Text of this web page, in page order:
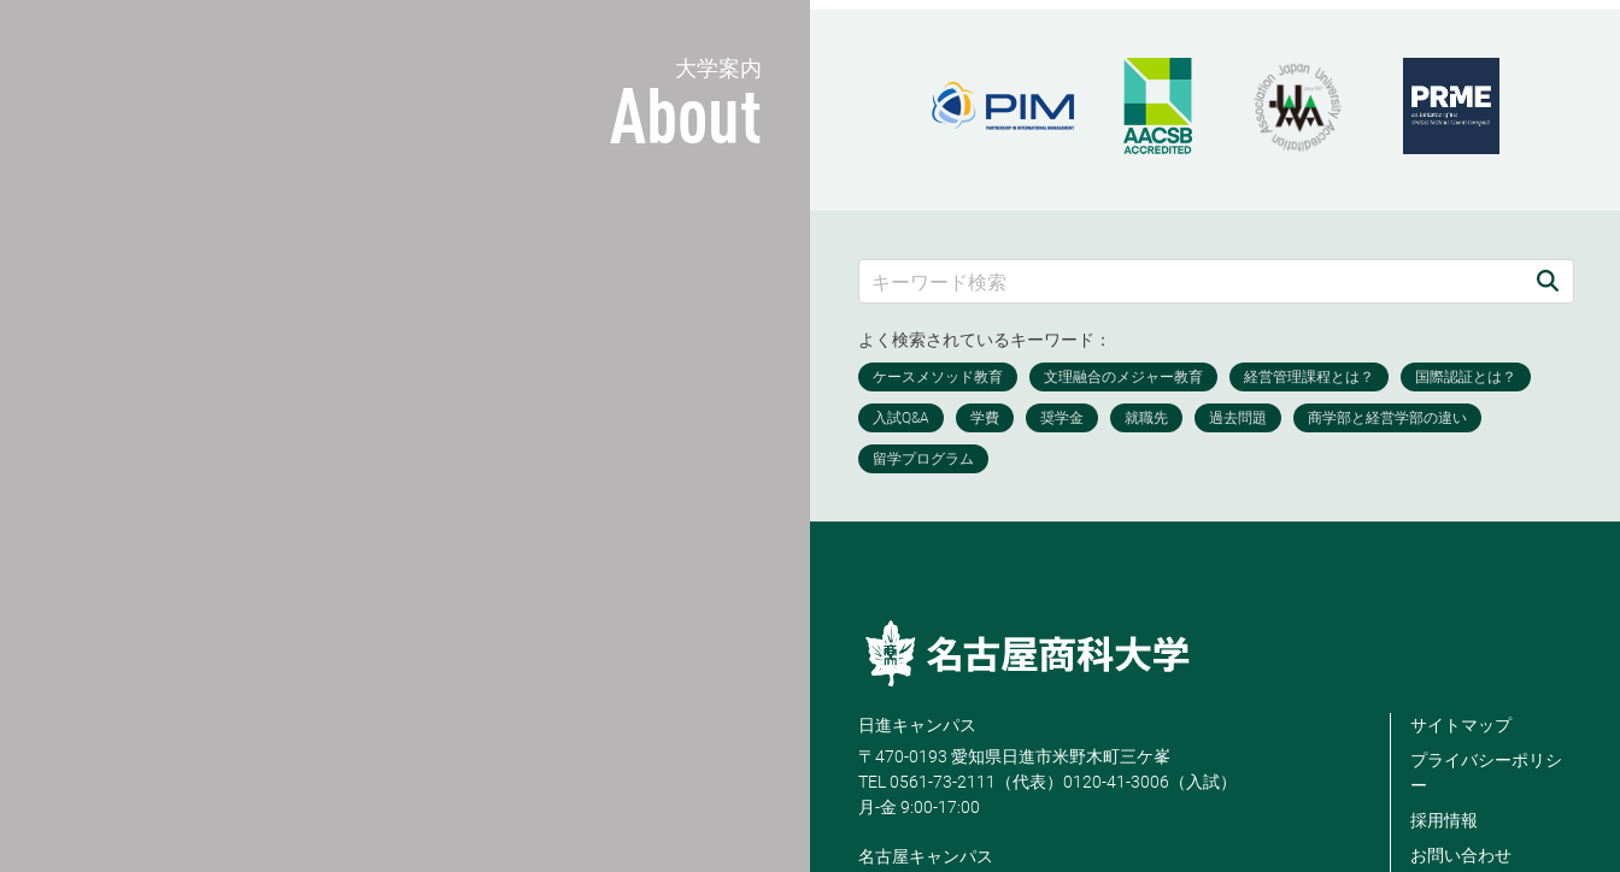
大学案内
About
よく検索されているキーワード：
日進キャンパス
〒470-0193 愛知県日進市米野木町三ケ峯
TEL 0561-73-2111（代表）0120-41-3006（入試）
月-金 9:00-17:00
名古屋キャンパス
サイトマップ
プライバシーポリシ
ー
採用情報
お問い合わせ